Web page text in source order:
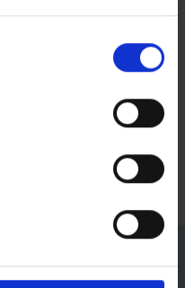
på vores hjemmeside
af personoplysninger
Downloads